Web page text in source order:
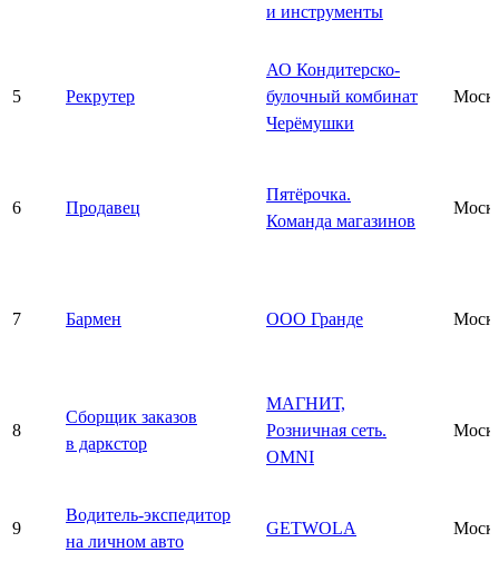
и инструменты
5 Рекрутер
АО Кондитерско-
булочный комбинат
Черёмушки
6 Продавец
Пятёрочка.
Команда магазинов
7 Бармен ООО Гранде
8
Сборщик заказов
в даркстор
МАГНИТ,
Розничная сеть.
OMNI
9
Водитель-экспедитор
на личном авто
GETWOLA